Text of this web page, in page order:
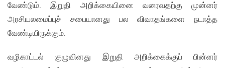
வேண்டும். இறுதி அறிக்கையினை வரைவதற்கு முன்னர்
அரசியலமைப்புச் சபையானது பல விவாதங்களை நடாத்த
வேண்டியிருக்கும்.
வழிகாட்டல் குழுவினது இறுதி அறிக்கைக்குப் பின்னர்